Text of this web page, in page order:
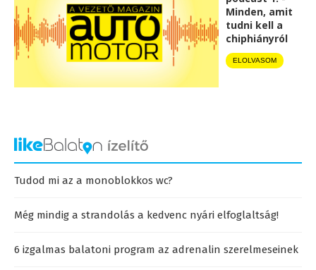
Minden, amit
tudni kell a
chiphiányról
ELOLVASOM
Tudod mi az a monoblokkos wc?
Még mindig a strandolás a kedvenc nyári elfoglaltság!
6 izgalmas balatoni program az adrenalin szerelmeseinek